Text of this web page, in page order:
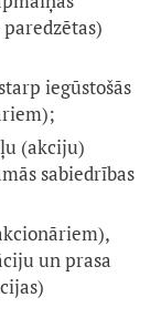
iegūstošās
(akciju)
sabiedrības
un prasa